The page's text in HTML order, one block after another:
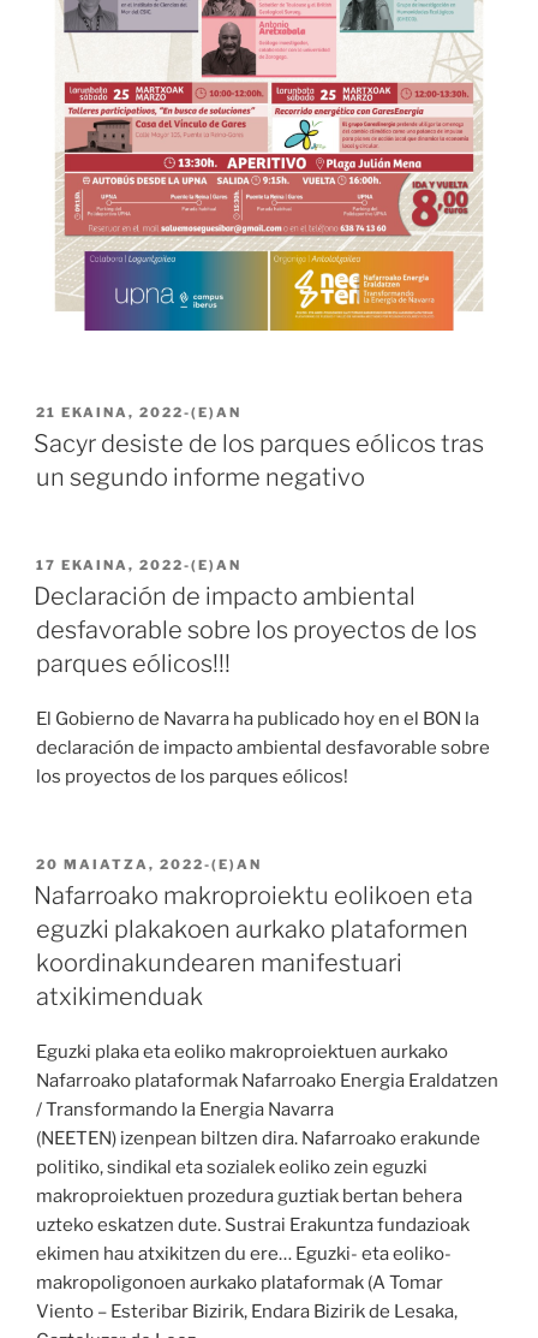
21 EKAINA, 2022-(E)AN
Sacyr desiste de los parques eólicos tras
un segundo informe negativo
17 EKAINA, 2022-(E)AN
Declaración de impacto ambiental
desfavorable sobre los proyectos de los
parques eólicos!!!
El Gobierno de Navarra ha publicado hoy en el BON la
declaración de impacto ambiental desfavorable sobre
los proyectos de los parques eólicos!
20 MAIATZA, 2022-(E)AN
Nafarroako makroproiektu eolikoen eta
eguzki plakakoen aurkako plataformen
koordinakundearen manifestuari
atxikimenduak
Eguzki plaka eta eoliko makroproiektuen aurkako
Nafarroako plataformak Nafarroako Energia Eraldatzen
/ Transformando la Energia Navarra
(NEETEN) izenpean biltzen dira. Nafarroako erakunde
politiko, sindikal eta sozialek eoliko zein eguzki
makroproiektuen prozedura guztiak bertan behera
uzteko eskatzen dute. Sustrai Erakuntza fundazioak
ekimen hau atxikitzen du ere… Eguzki- eta eoliko-
makropoligonoen aurkako plataformak (A Tomar
Viento – Esteribar Bizirik, Endara Bizirik de Lesaka,